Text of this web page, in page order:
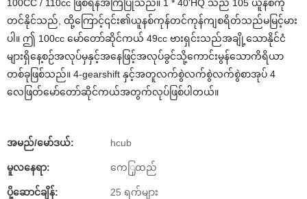
100CC / 110cc ဖြစ်ရန်အကြံပြုသည်။ 1 * 40'HQ သည် 105 ယူနစ်ကို
တင်နိုင်သည်, ထို့ကြောင့်၎င်း၏ယူနစ်ကုန်တင်ကုန်ကျစရိတ်သည်မမြင့်မား
ပါ။ ဤ 100cc မော်တော်ဆိုင်ကယ် 49cc ဗားရှင်းသည်အချို့သောနိုင်ငံ
များရှိနေ့စဉ်အလုပ်မှနှင့်အနေဖြင့်အလုပ်ခွင်သို့ကောင်းမွန်သောကိရိယာ
တစ်ခုဖြစ်သည်။ 4-gearshift နှင့်အတူလက်စွဲလက်စွဲလက်စွဲစာအုပ် 4
လေဖြတ်မော်တော်ဆိုင်ကယ်အတွက်လုပ်ဖြစ်ပါတယ်။
အမည်/မော်ဒယ်: hcub
မူလနေရာ: ကေြှထည်
ပို့ဆောင်ချိန်: 25 ရက်များ